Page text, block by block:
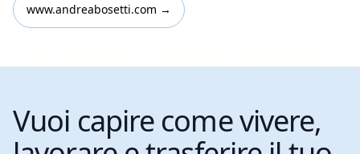
www.andreabosetti.com →
Vuoi capire come vivere,